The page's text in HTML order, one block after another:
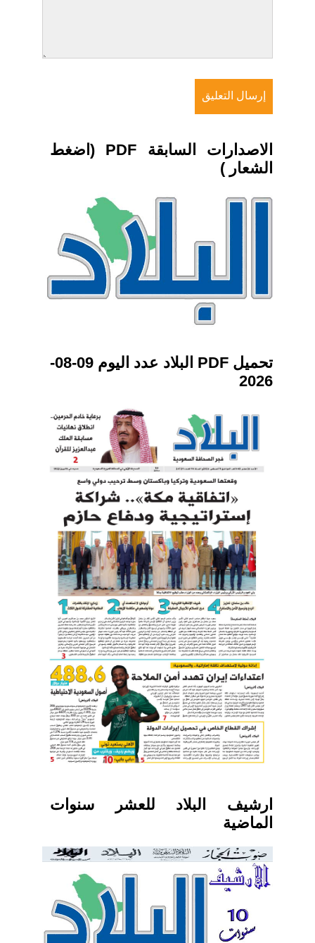
الاصدارات السابقة PDF (اضغط
الشعار )
تحميل PDF البلاد عدد اليوم 09-08-
2026
ارشيف البلاد للعشر سنوات
الماضية